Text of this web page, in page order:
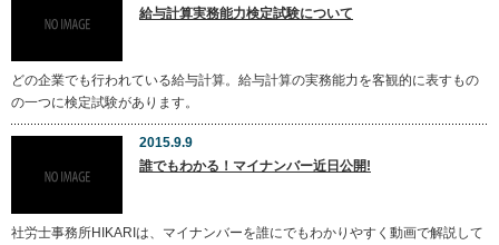
給与計算実務能力検定試験について
どの企業でも行われている給与計算。給与計算の実務能力を客観的に表すもの
の一つに検定試験があります。
2015.9.9
誰でもわかる！マイナンバー近日公開!
社労士事務所HIKARIは、マイナンバーを誰にでもわかりやすく動画で解説して